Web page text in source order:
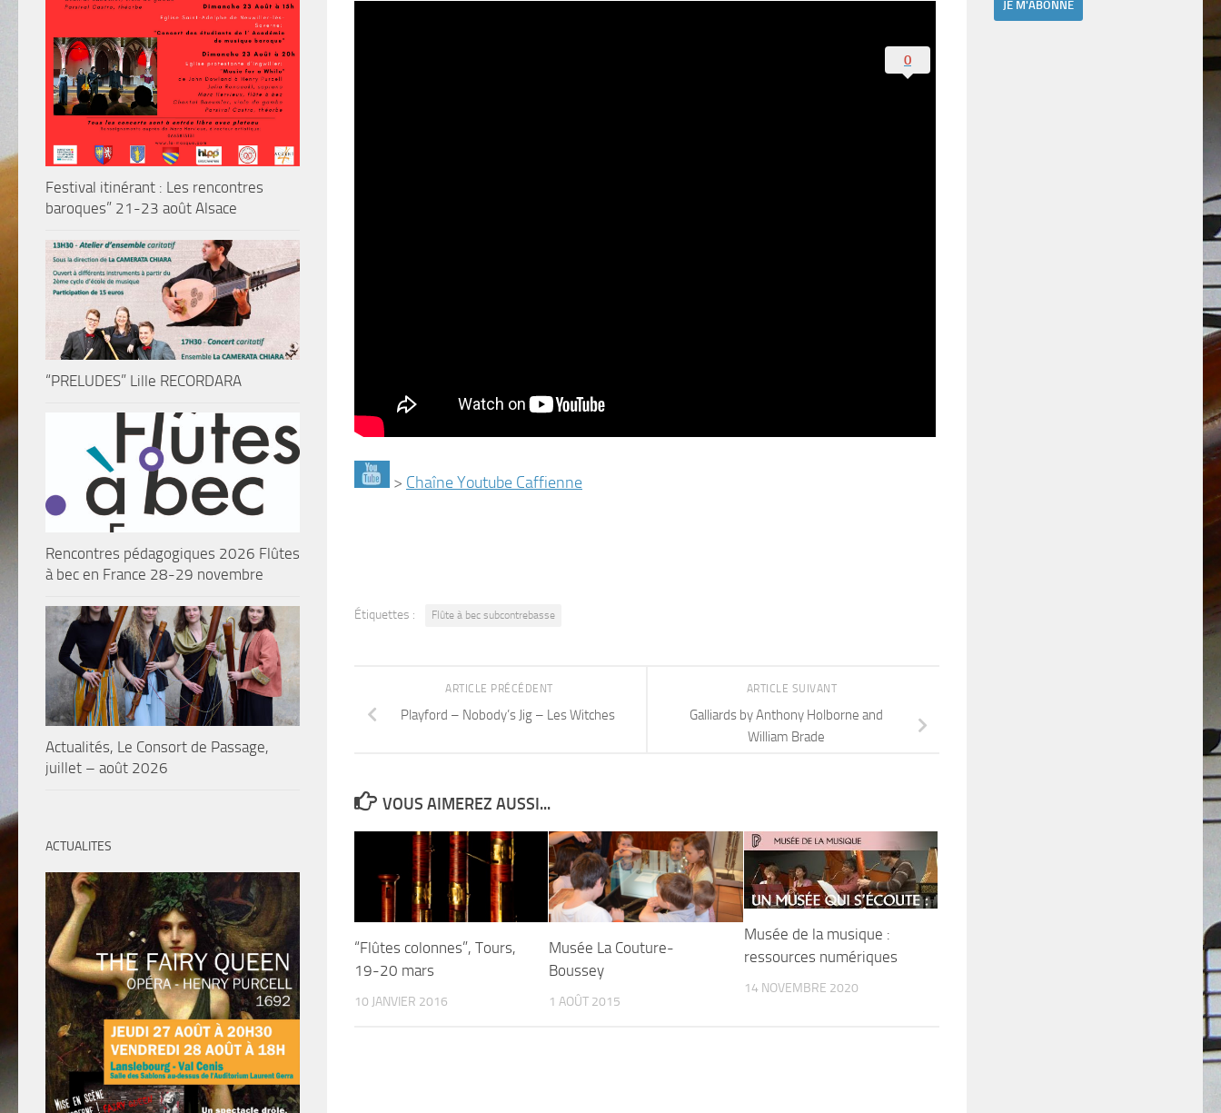
> Chaîne Youtube Caffienne
0
Étiquettes : Flûte à bec subcontrebasse
ARTICLE SUIVANT
Galliards by Anthony Holborne and
William Brade
ARTICLE PRÉCÉDENT
Playford – Nobody’s Jig – Les Witches
VOUS AIMEREZ AUSSI...
“Flûtes colonnes”, Tours,
19-20 mars
10 JANVIER 2016
Musée La Couture-
Boussey
1 AOÛT 2015
Musée de la musique :
ressources numériques
14 NOVEMBRE 2020
Festival itinérant : Les rencontres
baroques” 21-23 août Alsace
“PRELUDES” Lille RECORDARA
Rencontres pédagogiques 2026 Flûtes
à bec en France 28-29 novembre
Actualités, Le Consort de Passage,
juillet – août 2026
ACTUALITES